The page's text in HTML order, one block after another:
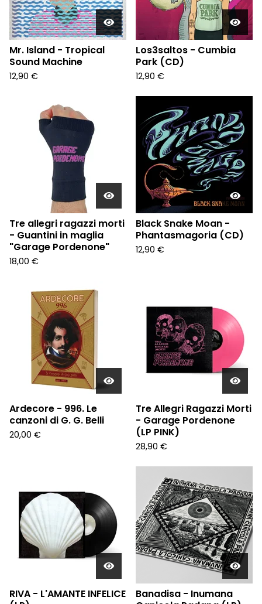
Mr. Island - Tropical
Sound Machine
12,90 €
Los3saltos - Cumbia
Park (CD)
12,90 €
Tre allegri ragazzi morti
- Guantini in maglia
"Garage Pordenone"
18,00 €
Black Snake Moan -
Phantasmagoria (CD)
12,90 €
Ardecore - 996. Le
canzoni di G. G. Belli
20,00 €
Tre Allegri Ragazzi Morti
- Garage Pordenone
(LP PINK)
28,90 €
RIVA - L'AMANTE INFELICE
Banadisa - Inumana